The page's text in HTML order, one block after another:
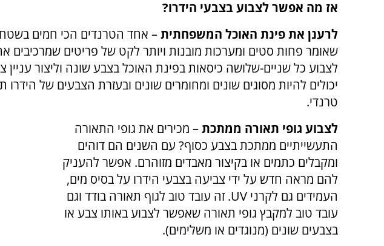
אז מה אפשר לצבוע בצבעי הידרו?
לרענן את פינת האוכל המשפחתית– אחד הטרנדים הכי חמים
שאומר פחות סטים ומערכות מובנות ויותר לקט של פריטים שמרכיבים
לצבוע כל שניים-שלושה כיסאות בפינת האוכל בצבע שונה וליצור עניין
יכולים להיות מסוגים שונים ומחומרים שונים ובעזרת הצבעים של
טרנדי.
לצבוע גופי תאורה ממתכת– מכירים את גופי התאורה
התעשייתיים ממתכת בצבע כסוף? עם השנים הם דוהים
ומקבלים כתמים או בקיצור מאבדים מזוהרם. אפשר להעניק
להם מראה חדש על ידי צביעה בצבעי הידרו על בסיס מים,
העמידים גם לקרני UV. זה עובד טוב לגוף תאורה בודד וגם
עובד טוב למקבץ גופי תאורה שאפשר לצבוע באותו צבע או
בצבעים שונים (מנוגדים או משלימים).